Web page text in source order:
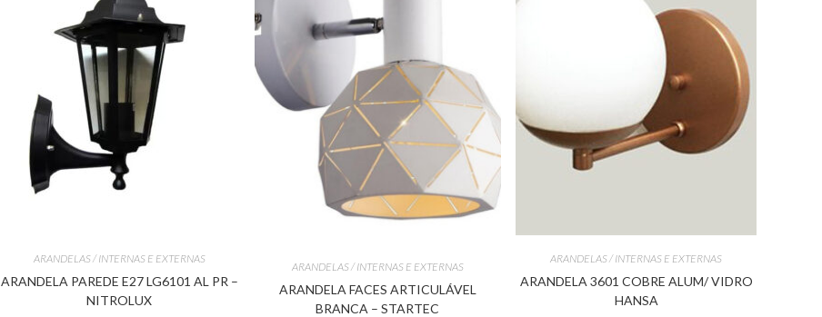
ARANDELAS / INTERNAS E EXTERNAS
ARANDELA PAREDE E27 LG6101 AL PR –
NITROLUX
ARANDELAS / INTERNAS E EXTERNAS
ARANDELA FACES ARTICULÁVEL
BRANCA – STARTEC
ARANDELAS / INTERNAS E EXTERNAS
ARANDELA 3601 COBRE ALUM/ VIDRO
HANSA